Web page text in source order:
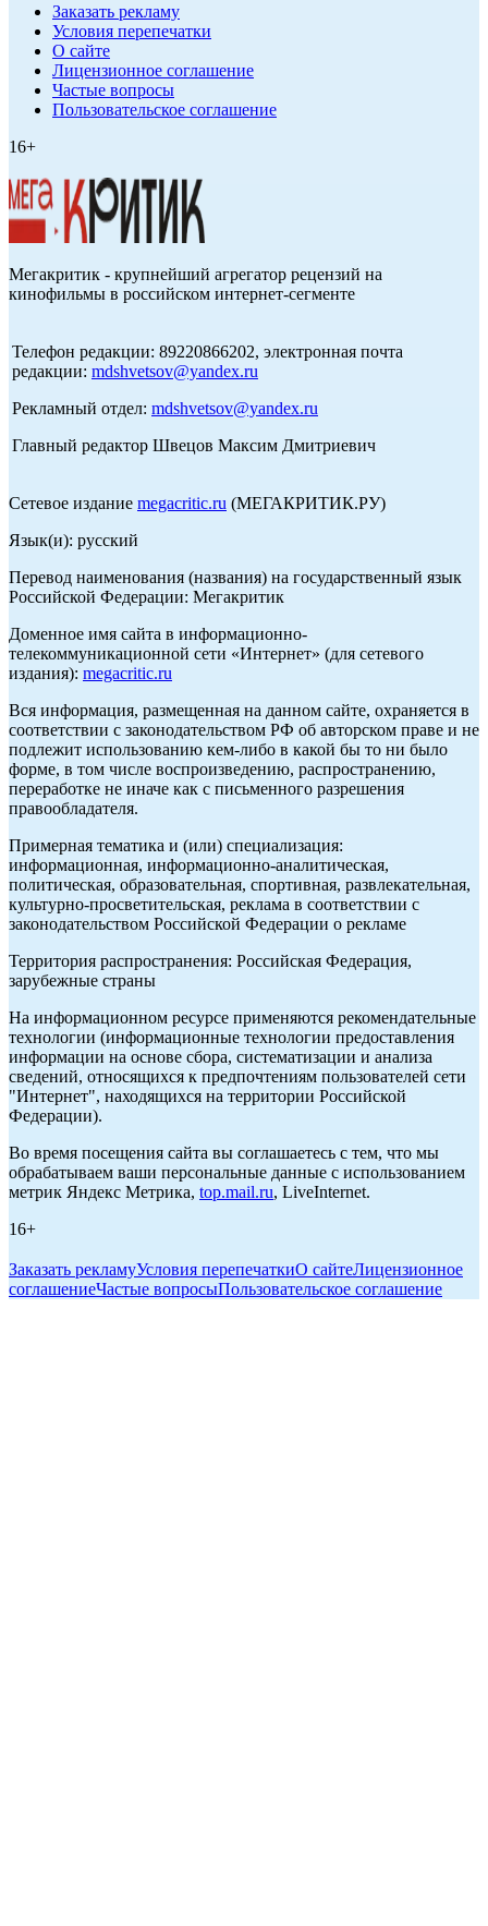
Заказать рекламу
Условия перепечатки
О сайте
Лицензионное соглашение
Частые вопросы
Пользовательское соглашение
16+
Мегакритик - крупнейший агрегатор рецензий на
кинофильмы в российском интернет-сегменте
Телефон редакции: 89220866202, электронная почта
редакции: mdshvetsov@yandex.ru
Рекламный отдел: mdshvetsov@yandex.ru
Главный редактор Швецов Максим Дмитриевич
Сетевое издание megacritic.ru (МЕГАКРИТИК.РУ)
Язык(и): русский
Перевод наименования (названия) на государственный язык
Российской Федерации: Мегакритик
Доменное имя сайта в информационно-
телекоммуникационной сети «Интернет» (для сетевого
издания): megacritic.ru
Вся информация, размещенная на данном сайте, охраняется в
соответствии с законодательством РФ об авторском праве и не
подлежит использованию кем-либо в какой бы то ни было
форме, в том числе воспроизведению, распространению,
переработке не иначе как с письменного разрешения
правообладателя.
Примерная тематика и (или) специализация:
информационная, информационно-аналитическая,
политическая, образовательная, спортивная, развлекательная,
культурно-просветительская, реклама в соответствии с
законодательством Российской Федерации о рекламе
Территория распространения: Российская Федерация,
зарубежные страны
На информационном ресурсе применяются рекомендательные
технологии (информационные технологии предоставления
информации на основе сбора, систематизации и анализа
сведений, относящихся к предпочтениям пользователей сети
"Интернет", находящихся на территории Российской
Федерации).
Во время посещения сайта вы соглашаетесь с тем, что мы
обрабатываем ваши персональные данные с использованием
метрик Яндекс Метрика, top.mail.ru, LiveInternet.
16+
Заказать рекламуУсловия перепечаткиО сайтеЛицензионное
соглашениеЧастые вопросыПользовательское соглашение